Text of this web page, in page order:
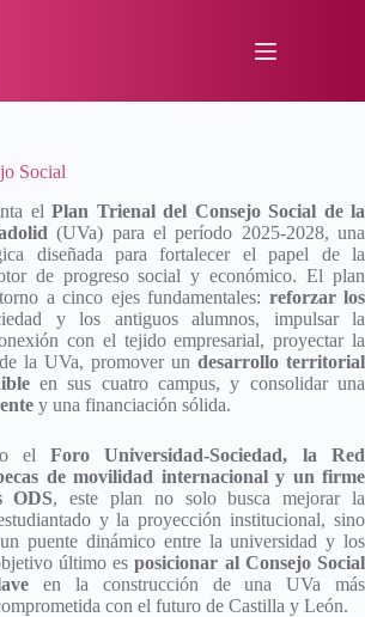
Social
el Plan Trienal del Consejo Social de la
(UVa) para el período 2025-2028, una
diseñada para fortalecer el papel de la
de progreso social y económico. El plan
a cinco ejes fundamentales: reforzar los
y los antiguos alumnos, impulsar la
con el tejido empresarial, proyectar la
de la UVa, promover un desarrollo territorial
en sus cuatro campus, y consolidar una
y una financiación sólida.
elForo Universidad-Sociedad, la Red
de movilidad internacional y un firme
ODS, este plan no solo busca mejorar la
y la proyección institucional, sino
puente dinámico entre la universidad y los
último esposicionar al Consejo Social
en la construcción de una UVa más
con el futuro de Castilla y León.